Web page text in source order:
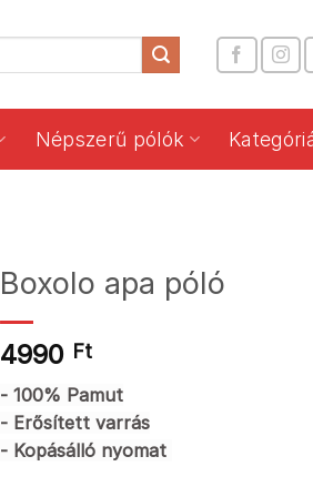
Népszerű pólók
Boxolo apa póló
4990 Ft
- 100% Pamut
- Erősített varrás
- Kopásálló nyomat